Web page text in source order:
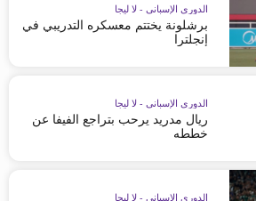
الدوري الإسباني - لا ليجا
برشلونة يختتم معسكره التدريبي في
إنجلترا
الدوري الإسباني - لا ليجا
ريال مدريد يرحب بتراجع الفيفا عن
خططه
الدوري الإسباني - لا ليجا